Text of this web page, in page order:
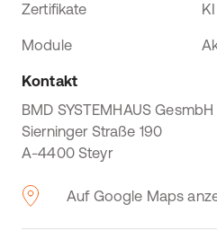
Zertifikate
Module
Kontakt
BMD SYSTEMHAUS GesmbH
Sierninger Straße 190
A-4400 Steyr
Auf Google Maps